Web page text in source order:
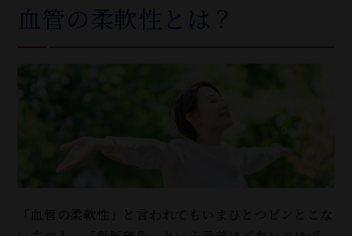
血管の柔軟性とは？
「血管の柔軟性」と言われてもいまひとつピンとこな